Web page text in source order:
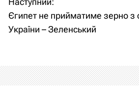
Єгипет не прийматиме зерно з
України – Зеленський